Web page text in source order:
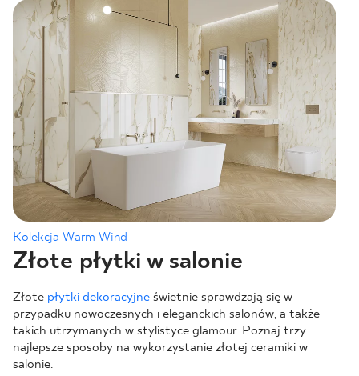
Kolekcja Warm Wind
Złote płytki w salonie
Złote płytki dekoracyjne świetnie sprawdzają się w
przypadku nowoczesnych i eleganckich salonów, a także
takich utrzymanych w stylistyce glamour. Poznaj trzy
najlepsze sposoby na wykorzystanie złotej ceramiki w
salonie.